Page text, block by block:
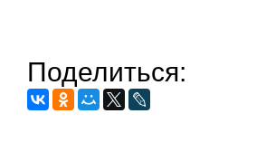
Поделиться: